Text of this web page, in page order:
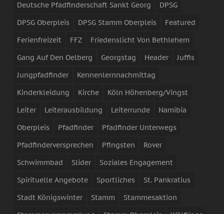
Deutsche Pfadfinderschaft Sankt Georg
DPSG
DPSG Oberpleis
DPSG Stamm Oberpleis
Featured
Ferienfreizeit
FFZ
Friedenslicht Von Bethlehem
Gang Auf Den Oelberg
Georgstag Header
Juffis
Jungpfadfinder
Kennenlernnachmittag
Kinderkleidung
Kirche
Köln Höhenberg/Vingst
Leiter
Leiterausbildung Leiterrunde
Namibia
Oberpleis
Pfadfinder
Pfadfinder Unterwegs
Pfadfinderversprechen
Pfingsten
Rover
Schwimmbad
Slider
Soziales Engagement
Spirituelle Angebote
Sportliches
St. Pankratius
Stadt Königswinter
Stamm
Stammesaktion